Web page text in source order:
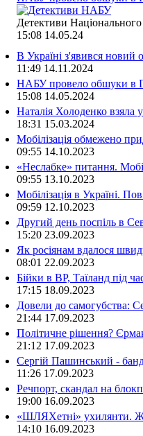
Детективи
15:08 14.05.24
В Україні з'явився новий
11:49 14.11.2024
НАБУ провело обшуки в
15:08 14.05.2024
Наталія Холоденко взяла
18:31 15.03.2024
Мобілізація обмежено
09:55 14.10.2023
«Неслабке» питання.
09:55 13.10.2023
Мобілізація в Україні.
09:59 12.10.2023
Другий день поспіль в
15:20 23.09.2023
Як росіянам вдалося
08:01 22.09.2023
Бійки в ВР, Таїланд під
17:15 18.09.2023
Довели до самогубства:
21:44 17.09.2023
Політичне рішення?
21:12 17.09.2023
Сергій Пашинський -
11:26 17.09.2023
Речпорт, скандал на
19:00 16.09.2023
«ШЛЯХетні» ухилянти.
14:10 16.09.2023